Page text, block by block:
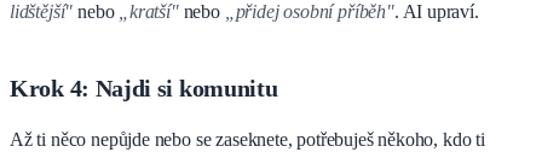
lidštější" nebo „kratší"nebo „přidej osobní příběh". AI upraví.
Krok 4: Najdi si komunitu
Až ti něco nepůjde nebo se zaseknete, potřebuješ někoho, kdo ti